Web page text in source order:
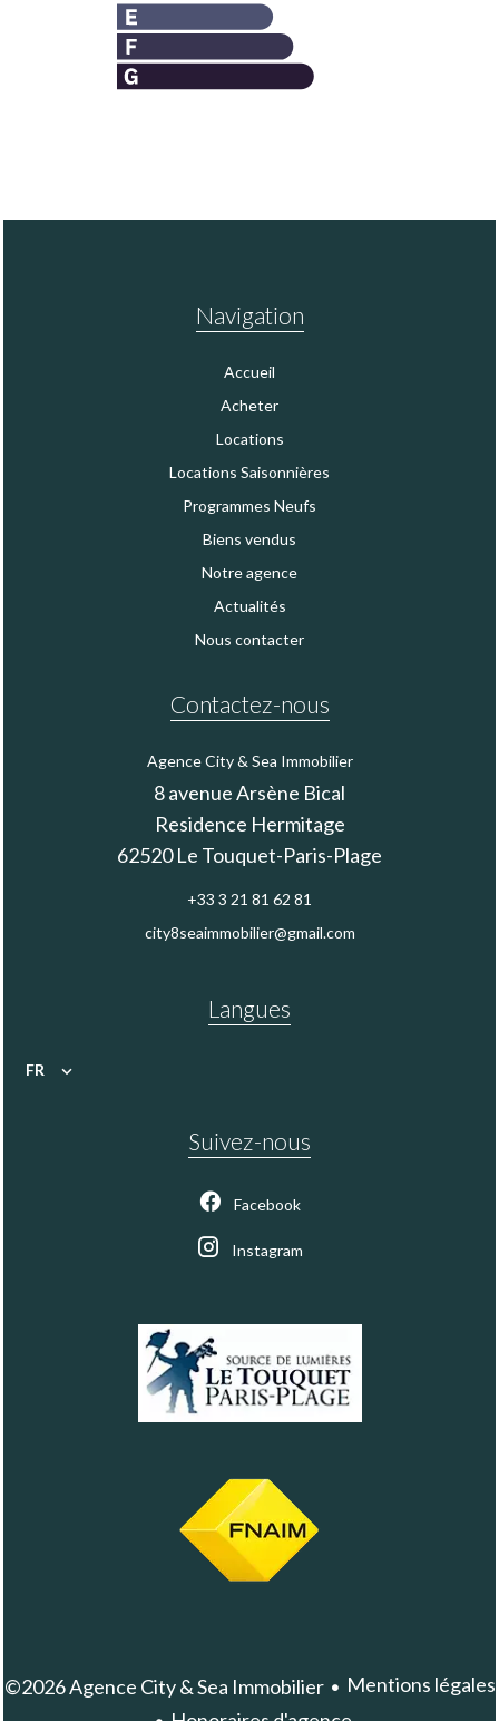
Navigation
Accueil
Acheter
Locations
Locations Saisonnières
Programmes Neufs
Biens vendus
Notre agence
Actualités
Nous contacter
Contactez-nous
Agence City & Sea Immobilier
8 avenue Arsène Bical
Residence Hermitage
62520Le Touquet-Paris-Plage
+33 3 21 81 62 81
city8seaimmobilier@gmail.com
Langues
FR
Suivez-nous
Facebook
Instagram
©2026 Agence City & Sea Immobilier
Mentions légales